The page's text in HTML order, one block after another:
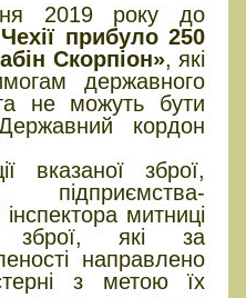
2019 року до
прибуло 250
Скорпіон», які
державного
не можуть бути
кордон
вказаної зброї,
митниці
зброї, які за
направлено
з метою їх